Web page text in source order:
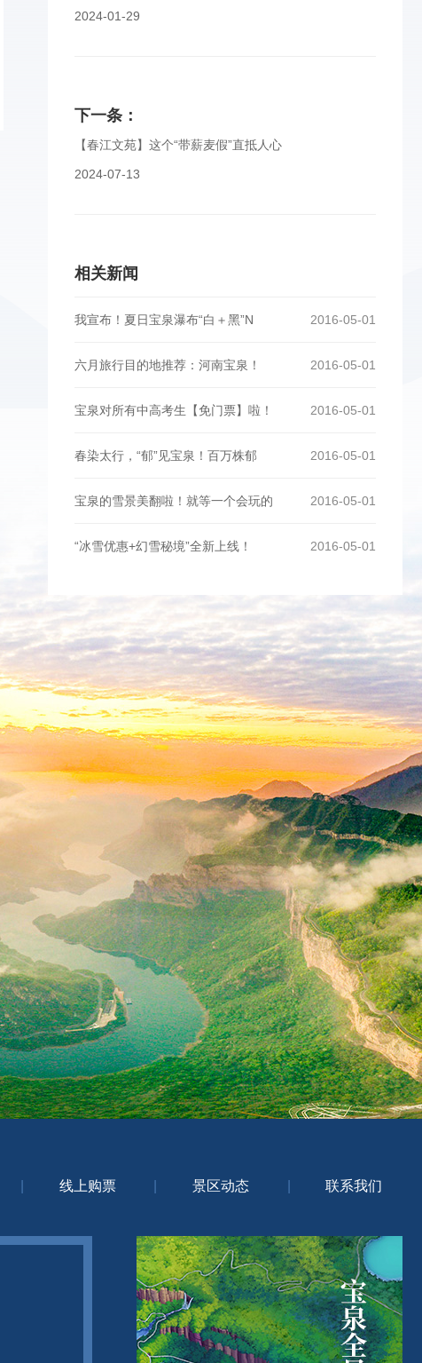
2024-01-29
下一条：
【春江文苑】这个“带薪麦假”直抵人心
2024-07-13
相关新闻
2016-05-01
我宣布！夏日宝泉瀑布“白＋黑”N
2016-05-01
六月旅行目的地推荐：河南宝泉！
2016-05-01
宝泉对所有中高考生【免门票】啦！
2016-05-01
春染太行，“郁”见宝泉！百万株郁
2016-05-01
宝泉的雪景美翻啦！就等一个会玩的
2016-05-01
“冰雪优惠+幻雪秘境”全新上线！
线上购票 景区动态 联系我们